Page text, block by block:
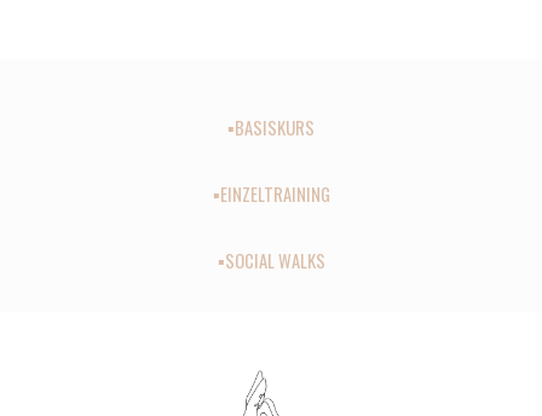
▪️BASISKURS
▪️EINZELTRAINING
▪️SOCIAL WALKS